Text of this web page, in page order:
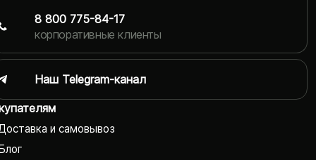
и самовывоз
8 800 775-84-17
корпоративные клиенты
Наш Telegram-канал